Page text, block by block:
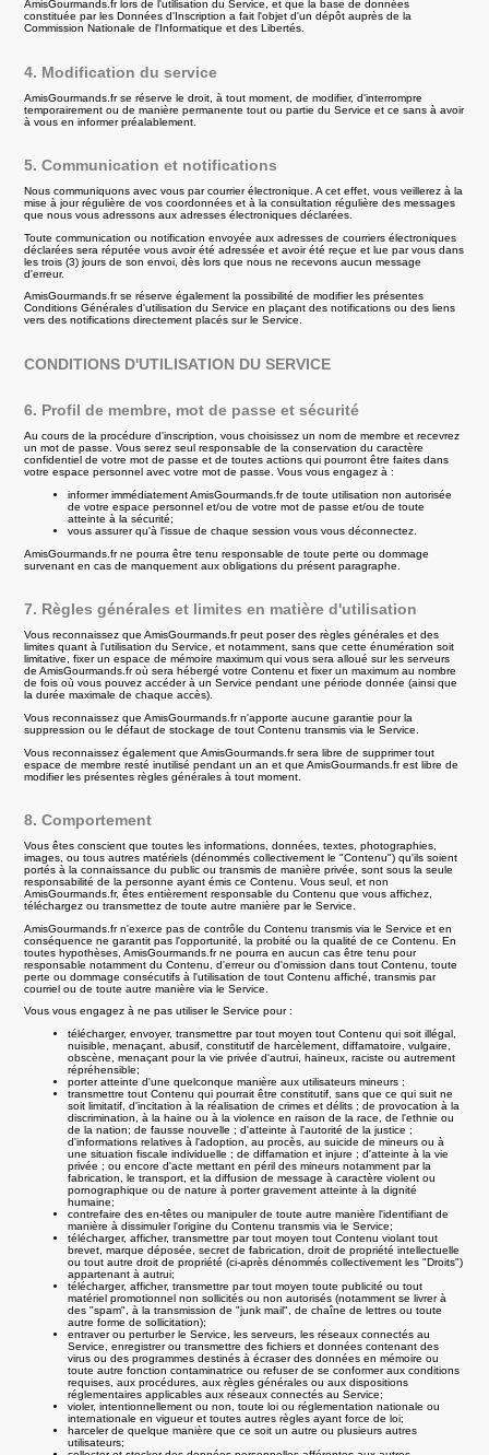
AmisGourmands.fr lors de l'utilisation du Service, et que la base de données
constituée par les Données d'Inscription a fait l'objet d'un dépôt auprès de la
Commission Nationale de l'Informatique et des Libertés.
4. Modification du service
AmisGourmands.fr se réserve le droit, à tout moment, de modifier, d'interrompre
temporairement ou de manière permanente tout ou partie du Service et ce sans à avoir
à vous en informer préalablement.
5. Communication et notifications
Nous communiquons avec vous par courrier électronique. A cet effet, vous veillerez à la
mise à jour régulière de vos coordonnées et à la consultation régulière des messages
que nous vous adressons aux adresses électroniques déclarées.
Toute communication ou notification envoyée aux adresses de courriers électroniques
déclarées sera réputée vous avoir été adressée et avoir été reçue et lue par vous dans
les trois (3) jours de son envoi, dès lors que nous ne recevons aucun message
d'erreur.
AmisGourmands.fr se réserve également la possibilité de modifier les présentes
Conditions Générales d'utilisation du Service en plaçant des notifications ou des liens
vers des notifications directement placés sur le Service.
CONDITIONS D'UTILISATION DU SERVICE
6. Profil de membre, mot de passe et sécurité
Au cours de la procédure d'inscription, vous choisissez un nom de membre et recevrez
un mot de passe. Vous serez seul responsable de la conservation du caractère
confidentiel de votre mot de passe et de toutes actions qui pourront être faites dans
votre espace personnel avec votre mot de passe. Vous vous engagez à :
informer immédiatement AmisGourmands.fr de toute utilisation non autorisée
de votre espace personnel et/ou de votre mot de passe et/ou de toute
atteinte à la sécurité;
vous assurer qu'à l'issue de chaque session vous vous déconnectez.
AmisGourmands.fr ne pourra être tenu responsable de toute perte ou dommage
survenant en cas de manquement aux obligations du présent paragraphe.
7. Règles générales et limites en matière d'utilisation
Vous reconnaissez que AmisGourmands.fr peut poser des règles générales et des
limites quant à l'utilisation du Service, et notamment, sans que cette énumération soit
limitative, fixer un espace de mémoire maximum qui vous sera alloué sur les serveurs
de AmisGourmands.fr où sera hébergé votre Contenu et fixer un maximum au nombre
de fois où vous pouvez accéder à un Service pendant une période donnée (ainsi que
la durée maximale de chaque accès).
Vous reconnaissez que AmisGourmands.fr n'apporte aucune garantie pour la
suppression ou le défaut de stockage de tout Contenu transmis via le Service.
Vous reconnaissez également que AmisGourmands.fr sera libre de supprimer tout
espace de membre resté inutilisé pendant un an et que AmisGourmands.fr est libre de
modifier les présentes règles générales à tout moment.
8. Comportement
Vous êtes conscient que toutes les informations, données, textes, photographies,
images, ou tous autres matériels (dénommés collectivement le "Contenu") qu'ils soient
portés à la connaissance du public ou transmis de manière privée, sont sous la seule
responsabilité de la personne ayant émis ce Contenu. Vous seul, et non
AmisGourmands.fr, êtes entièrement responsable du Contenu que vous affichez,
téléchargez ou transmettez de toute autre manière par le Service.
AmisGourmands.fr n'exerce pas de contrôle du Contenu transmis via le Service et en
conséquence ne garantit pas l'opportunité, la probité ou la qualité de ce Contenu. En
toutes hypothèses, AmisGourmands.fr ne pourra en aucun cas être tenu pour
responsable notamment du Contenu, d'erreur ou d'omission dans tout Contenu, toute
perte ou dommage consécutifs à l'utilisation de tout Contenu affiché, transmis par
courriel ou de toute autre manière via le Service.
Vous vous engagez à ne pas utiliser le Service pour :
télécharger, envoyer, transmettre par tout moyen tout Contenu qui soit illégal,
nuisible, menaçant, abusif, constitutif de harcèlement, diffamatoire, vulgaire,
obscène, menaçant pour la vie privée d'autrui, haineux, raciste ou autrement
répréhensible;
porter atteinte d'une quelconque manière aux utilisateurs mineurs ;
transmettre tout Contenu qui pourrait être constitutif, sans que ce qui suit ne
soit limitatif, d'incitation à la réalisation de crimes et délits ; de provocation à la
discrimination, à la haine ou à la violence en raison de la race, de l'ethnie ou
de la nation; de fausse nouvelle ; d'atteinte à l'autorité de la justice ;
d'informations relatives à l'adoption, au procès, au suicide de mineurs ou à
une situation fiscale individuelle ; de diffamation et injure ; d'atteinte à la vie
privée ; ou encore d'acte mettant en péril des mineurs notamment par la
fabrication, le transport, et la diffusion de message à caractère violent ou
pornographique ou de nature à porter gravement atteinte à la dignité
humaine;
contrefaire des en-têtes ou manipuler de toute autre manière l'identifiant de
manière à dissimuler l'origine du Contenu transmis via le Service;
télécharger, afficher, transmettre par tout moyen tout Contenu violant tout
brevet, marque déposée, secret de fabrication, droit de propriété intellectuelle
ou tout autre droit de propriété (ci-après dénommés collectivement les "Droits")
appartenant à autrui;
télécharger, afficher, transmettre par tout moyen toute publicité ou tout
matériel promotionnel non sollicités ou non autorisés (notamment se livrer à
des "spam", à la transmission de "junk mail", de chaîne de lettres ou toute
autre forme de sollicitation);
entraver ou perturber le Service, les serveurs, les réseaux connectés au
Service, enregistrer ou transmettre des fichiers et données contenant des
virus ou des programmes destinés à écraser des données en mémoire ou
toute autre fonction contaminatrice ou refuser de se conformer aux conditions
requises, aux procédures, aux règles générales ou aux dispositions
réglementaires applicables aux réseaux connectés au Service;
violer, intentionnellement ou non, toute loi ou réglementation nationale ou
internationale en vigueur et toutes autres règles ayant force de loi;
harceler de quelque manière que ce soit un autre ou plusieurs autres
utilisateurs;